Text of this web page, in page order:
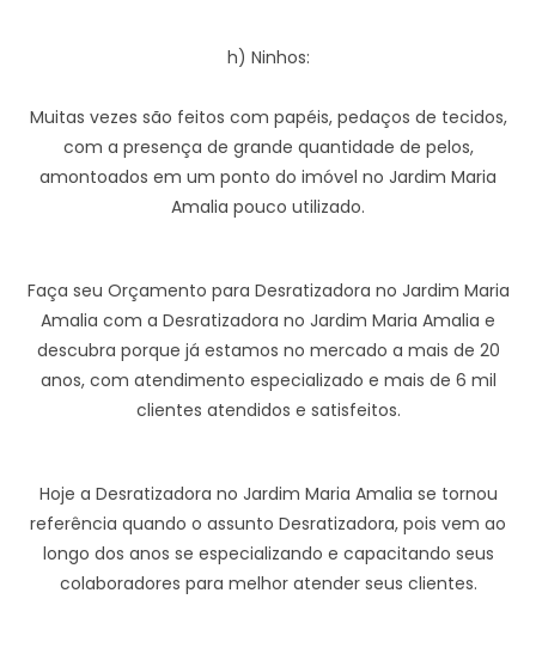
h) Ninhos:
Muitas vezes são feitos com papéis, pedaços de tecidos,
com a presença de grande quantidade de pelos,
amontoados em um ponto do imóvel no Jardim Maria
Amalia pouco utilizado.
Faça seu Orçamento para Desratizadora no Jardim Maria
Amalia com a Desratizadora no Jardim Maria Amalia e
descubra porque já estamos no mercado a mais de 20
anos, com atendimento especializado e mais de 6 mil
clientes atendidos e satisfeitos.
Hoje a Desratizadora no Jardim Maria Amalia se tornou
referência quando o assunto Desratizadora, pois vem ao
longo dos anos se especializando e capacitando seus
colaboradores para melhor atender seus clientes.